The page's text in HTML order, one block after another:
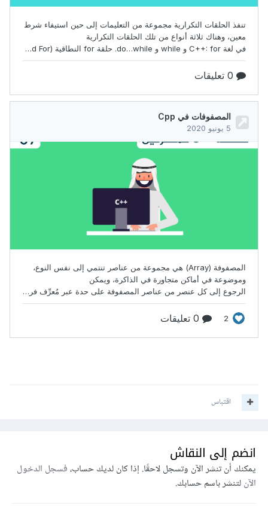
اقتباس
انضم إلى النقاش
يمكنك أن تنشر الآن وتسجل لاحقًا. إذا كان لديك حساب،فسجل الدخول
الآنلتنشر باسم حسابك.